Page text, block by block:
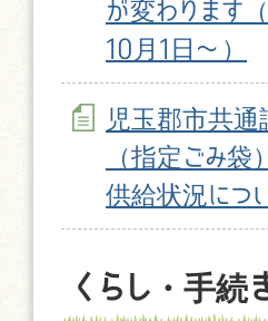
が変わります
10月1日〜）
児玉郡市共通
（指定ごみ袋
供給状況につ
くらし・手続